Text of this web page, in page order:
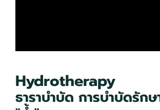
Hydrotherapy
ธาราบำบัด การบำบัดรัก